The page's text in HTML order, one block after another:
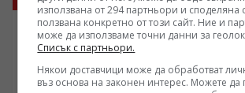
МУЗИКА
Здравето на Майкъл Джексън не е
смъртта му
използвана от 294 партньори и споделяна
ползвана конкретно от този сайт. Ние и
може да използваме точни данни за
Списък с партньори.
Някои доставчици може да обработват
въз основа на законен интерес. Можете да